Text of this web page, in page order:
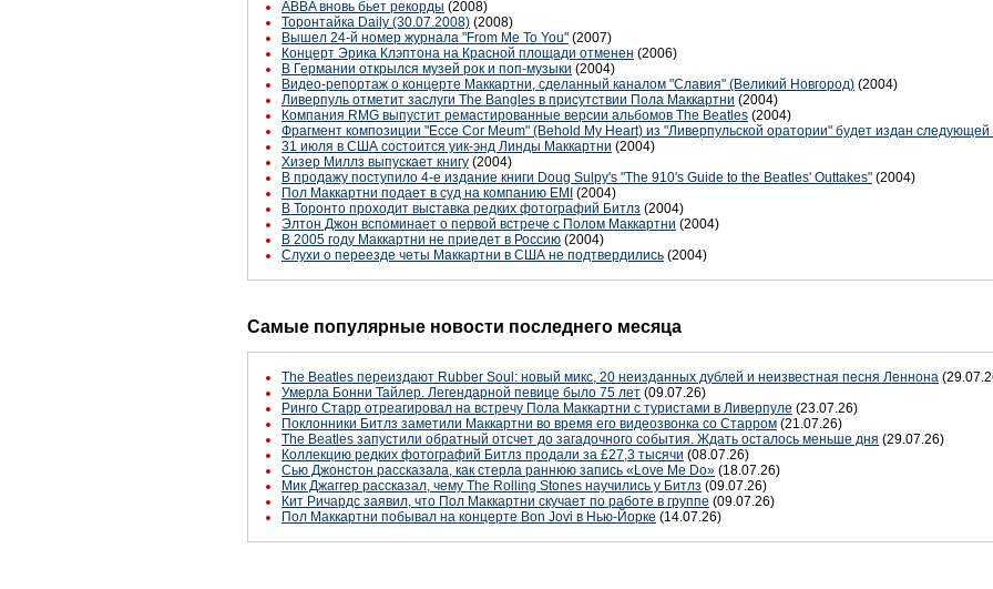
ABBA вновь бьет рекорды (2008)
Торонтайка Daily (30.07.2008) (2008)
Вышел 24-й номер журнала "From Me To You" (2007)
Концерт Эрика Клэптона на Красной площади отменен (2006)
В Германии открылся музей рок и поп-музыки (2004)
Видео-репортаж о концерте Маккартни, сделанный каналом "Славия" (Великий Новгород) (2004)
Ливерпуль отметит заслуги The Bangles в присутствии Пола Маккартни (2004)
Компания RMG выпустит ремастированные версии альбомов The Beatles (2004)
Фрагмент композиции "Ecce Cor Meum" (Behold My Heart) из "Ливерпульской оратории" будет издан следующей
31 июля в США состоится уик-энд Линды Маккартни (2004)
Хизер Миллз выпускает книгу (2004)
В продажу поступило 4-е издание книги Doug Sulpy's "The 910's Guide to the Beatles' Outtakes" (2004)
Пол Маккартни подает в суд на компанию EMI (2004)
В Торонто проходит выставка редких фотографий Битлз (2004)
Элтон Джон вспоминает о первой встрече с Полом Маккартни (2004)
В 2005 году Маккартни не приедет в Россию (2004)
Слухи о переезде четы Маккартни в США не подтвердились (2004)
Самые популярные новости последнего месяца
The Beatles переиздают Rubber Soul: новый микс, 20 неизданных дублей и неизвестная песня Леннона
Умерла Бонни Тайлер. Легендарной певице было 75 лет (09.07.26)
Ринго Старр отреагировал на встречу Пола Маккартни с туристами в Ливерпуле (23.07.26)
Поклонники Битлз заметили Маккартни во время его видеозвонка со Старром (21.07.26)
The Beatles запустили обратный отсчет до загадочного события. Ждать осталось меньше дня (29.07.26)
Коллекцию редких фотографий Битлз продали за £27,3 тысячи (08.07.26)
Сью Джонстон рассказала, как стерла раннюю запись «Love Me Do» (18.07.26)
Мик Джаггер рассказал, чему The Rolling Stones научились у Битлз (09.07.26)
Кит Ричардс заявил, что Пол Маккартни скучает по работе в группе (09.07.26)
Пол Маккартни побывал на концерте Bon Jovi в Нью-Йорке (14.07.26)